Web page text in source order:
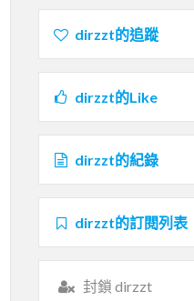
dirzzt的追蹤
dirzzt的Like
dirzzt的紀錄
dirzzt的訂閱列表
封鎖 dirzzt